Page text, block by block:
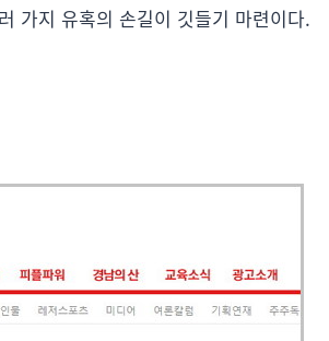
가지 유혹의 손길이 깃들기 마련이다.